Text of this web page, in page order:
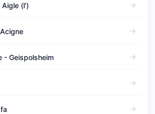
(l')
- Geispolsheim